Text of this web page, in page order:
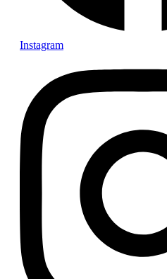
Instagram